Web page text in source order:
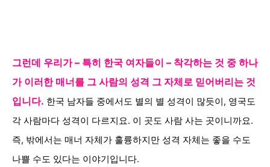
그런데 우리가 – 특히 한국 여자들이 – 착각하는 것 중 하나
가 이러한 매너를 그 사람의 성격 그 자체로 믿어버리는 것
입니다. 한국 남자들 중에서도 별의 별 성격이 많듯이, 영국도
각 사람마다 성격이 다르지요. 이 곳도 사람 사는 곳이니까요.
즉, 밖에서는 매너 자체가 훌륭하지만 성격 자체는 좋을 수도
나쁠 수도 있다는 이야기입니다.